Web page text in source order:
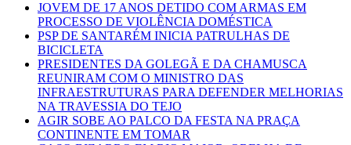
JOVEM DE 17 ANOS DETIDO COM ARMAS EM
PROCESSO DE VIOLÊNCIA DOMÉSTICA
PSP DE SANTARÉM INICIA PATRULHAS DE
BICICLETA
PRESIDENTES DA GOLEGÃ E DA CHAMUSCA
REUNIRAM COM O MINISTRO DAS
INFRAESTRUTURAS PARA DEFENDER MELHORIAS
NA TRAVESSIA DO TEJO
AGIR SOBE AO PALCO DA FESTA NA PRAÇA
CONTINENTE EM TOMAR